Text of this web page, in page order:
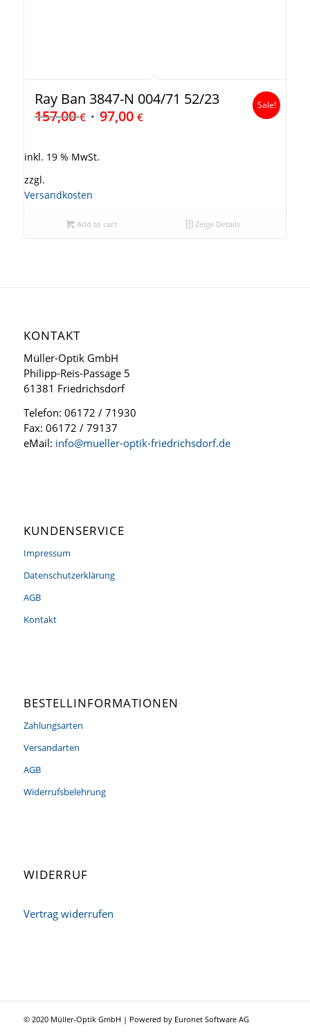
Ray Ban 3847-N 004/71 52/23
157,00€ 97,00 €
Sale!
inkl. 19 % MwSt.
zzgl.
Versandkosten
Add to cart Zeige Details
KONTAKT
Müller-Optik GmbH
Philipp-Reis-Passage 5
61381 Friedrichsdorf
Telefon: 06172 / 71930
Fax: 06172 / 79137
eMail: info@mueller-optik-friedrichsdorf.de
KUNDENSERVICE
Impressum
Datenschutzerklärung
AGB
Kontakt
BESTELLINFORMATIONEN
Zahlungsarten
Versandarten
AGB
Widerrufsbelehrung
WIDERRUF
Vertrag widerrufen
© 2020 Müller-Optik GmbH | Powered by Euronet Software AG